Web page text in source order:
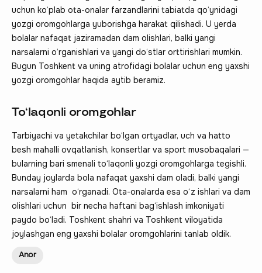
uchun ko‘plab ota-onalar farzandlarini tabiatda qo‘ynidagi
yozgi oromgohlarga yuborishga harakat qilishadi. U yerda
bolalar nafaqat jaziramadan dam olishlari, balki yangi
narsalarni o‘rganishlari va yangi do‘stlar orttirishlari mumkin.
Bugun Toshkent va uning atrofidagi bolalar uchun eng yaxshi
yozgi oromgohlar haqida aytib beramiz.
To‘laqonli oromgohlar
Tarbiyachi va yetakchilar bo‘lgan ortyadlar, uch va hatto
besh mahalli ovqatlanish, konsertlar va sport musobaqalari —
bularning bari smenali to‘laqonli yozgi oromgohlarga tegishli.
Bunday joylarda bola nafaqat yaxshi dam oladi, balki yangi
narsalarni ham o‘rganadi. Ota-onalarda esa o‘z ishlari va dam
olishlari uchun bir necha haftani bag‘ishlash imkoniyati
paydo bo‘ladi. Toshkent shahri va Toshkent viloyatida
joylashgan eng yaxshi bolalar oromgohlarini tanlab oldik.
Anor